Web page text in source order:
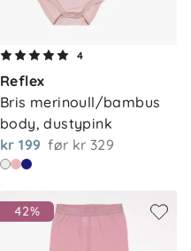
4
Reflex
Bris merinoull/bambus
body, dustypink
kr 199 før kr 329
42%